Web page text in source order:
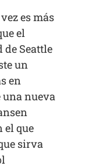
es más
el
de Seattle
un
en
nueva
el que
sirva